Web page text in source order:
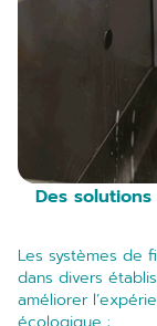
Des
Les systèmes de
dans divers
améliorer